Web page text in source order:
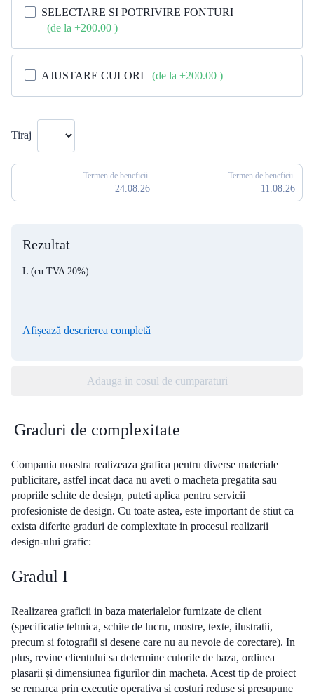
SELECTARE SI POTRIVIRE FONTURI
(de la +200.00 )
AJUSTARE CULORI (de la +200.00 )
Tiraj
Termen de beneficii.
24.08.26
Termen de beneficii.
11.08.26
Rezultat
L (cu TVA 20%)
Afișează descrierea completă
Adauga in cosul de cumparaturi
Graduri de complexitate
Compania noastra realizeaza grafica pentru diverse materiale
publicitare, astfel incat daca nu aveti o macheta pregatita sau
propriile schite de design, puteti aplica pentru servicii
profesioniste de design. Cu toate astea, este important de stiut ca
exista diferite graduri de complexitate in procesul realizarii
design-ului grafic:
Gradul I
Realizarea graficii in baza materialelor furnizate de client
(specificatie tehnica, schite de lucru, mostre, texte, ilustratii,
precum si fotografii si desene care nu au nevoie de corectare). In
plus, revine clientului sa determine culorile de baza, ordinea
plasarii și dimensiunea figurilor din macheta. Acest tip de proiect
se remarca prin executie operativa si costuri reduse si presupune